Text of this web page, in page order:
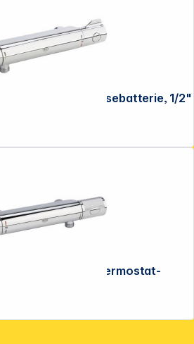
Grohe Grohtherm 800 Thermostat-Brausebatterie, 1/2"
Thermostat-